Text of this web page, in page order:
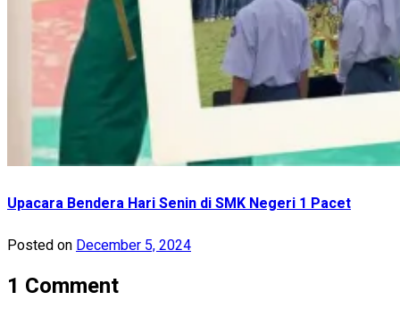
Upacara Bendera Hari Senin di SMK Negeri 1 Pacet
Posted onDecember 5, 2024
1 Comment